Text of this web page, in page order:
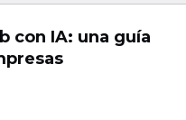
con IA: una guía